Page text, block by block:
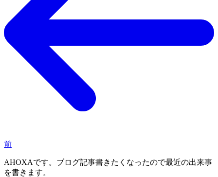
前
AHOXAです。ブログ記事書きたくなったので最近の出来事
を書きます。